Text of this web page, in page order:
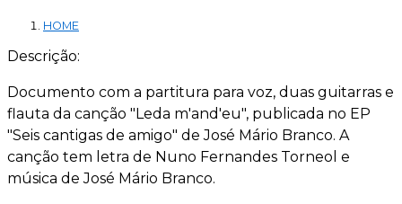
HOME
Descrição:
Documento com a partitura para voz, duas guitarras e
flauta da canção "Leda m'and'eu", publicada no EP
"Seis cantigas de amigo" de José Mário Branco. A
canção tem letra de Nuno Fernandes Torneol e
música de José Mário Branco.